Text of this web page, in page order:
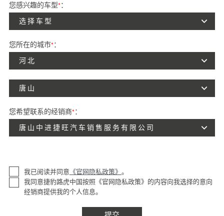
您感兴趣的车型*：
选择车型
您所在的城市*：
河北
唐山
您希望联系的经销商*：
唐山中进捷旺汽车销售服务有限公司
我已阅读并同意 《官网隐私政策》 。
我同意捷豹路虎中国按照《官网隐私政策》的内容向我选择的意向
经销商提供我的个人信息。